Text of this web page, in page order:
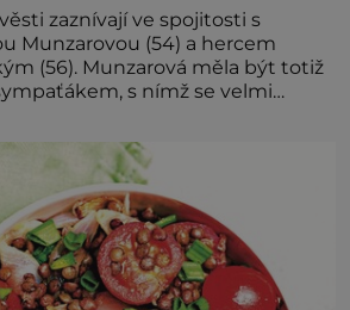
zaznívají ve spojitosti s
Munzarovou (54) a hercem
(56). Munzarová měla být totiž
s nímž se velmi